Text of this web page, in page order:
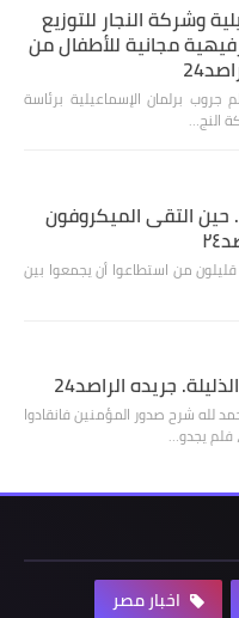
وشركة النجار للتوزيع
مجانية للأطفال من
عبد الرحيم ٣ أغسطس ٢٠٢٦ نظم جروب برلمان الإسماعيلية برئاسة
النج…
حين التقى الميكروفون
من استطاعوا أن يجمعوا بين
جريده الراصد24
لله شرح صدور المؤمنين فانقادوا
فلم يجدو…
اخبار مصر